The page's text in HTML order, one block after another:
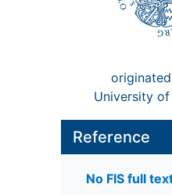
University of
Reference
No FIS full